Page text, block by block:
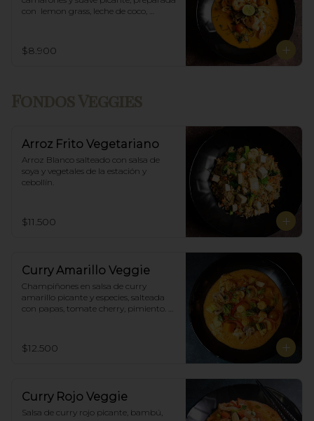
con  lemon grass, leche de coco,
$8.900
Arroz Frito Vegetariano
Arroz Blanco salteado con salsa de
soya y vegetales de la estación y
cebollín.
$11.500
Curry Amarillo Veggie
Champiñones en salsa de curry
amarillo picante y especies, salteada
con papas, tomate cherry, pimiento.
$12.500
Curry Rojo Veggie
Salsa de curry rojo picante, bambú,